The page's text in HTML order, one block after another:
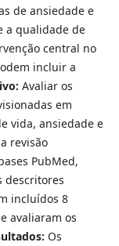
de ansiedade e
a qualidade de
central no
incluir a
Avaliar os
em
vida, ansiedade e
revisão
PubMed,
descritores
incluídos 8
avaliaram os
Os